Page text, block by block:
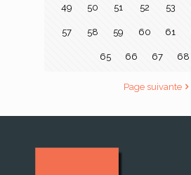
49 50 51 52 53
57 58 59 60 61
65 66 67 68
Page suivante